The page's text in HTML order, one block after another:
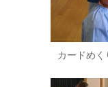
カードめ